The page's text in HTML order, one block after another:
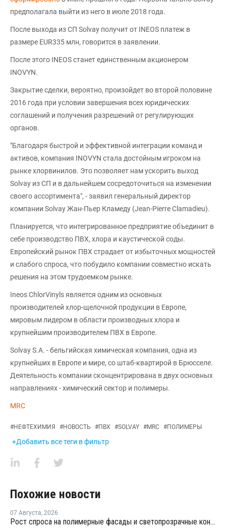
предполагала выйти из него в июле 2018 года.
После выхода из СП Solvay получит от INEOS платеж в
размере EUR335 млн, говорится в заявлении.
После этого INEOS станет единственным акционером
INOVYN.
Закрытие сделки, вероятно, произойдет во второй половине
2016 года при условии завершения всех юридических
соглашений и получения разрешений от регулирующих
органов.
"Благодаря быстрой и эффективной интеграции команд и
активов, компания INOVYN стала достойным игроком на
рынке хлорвинилов. Это позволяет нам ускорить выход
Solvay из СП и в дальнейшем сосредоточиться на изменении
своего ассортимента", - заявил генеральный директор
компании Solvay Жан-Пьер Кламеду (Jean-Pierre Clamadieu).
Планируется, что интегрированное предприятие объединит в
себе производство ПВХ, хлора и каустической соды.
Европейский рынок ПВХ страдает от избыточных мощностей
и слабого спроса, что побудило компании совместно искать
решения на этом трудоемком рынке.
Ineos ChlorVinyls является одним из основных
производителей хлор-щелочной продукции в Европе,
мировым лидером в области производных хлора и
крупнейшим производителем ПВХ в Европе.
Solvay S.A. - бельгийская химическая компания, одна из
крупнейших в Европе и мире, со штаб-квартирой в Брюсселе.
Деятельность компании сконцентрирована в двух основных
направлениях - химический сектор и полимеры.
MRC
#НЕФТЕХИМИЯ #НОВОСТЬ #ПВХ #SOLVAY #MRC #ПОЛИМЕРЫ
+Добавить все теги в фильтр
Похожие новости
07 Августа, 2026
Рост спроса на полимерные фасады и светопрозрачные конструкции: на "Архстоянии" оценили технический потенциал ПВХ и ПК